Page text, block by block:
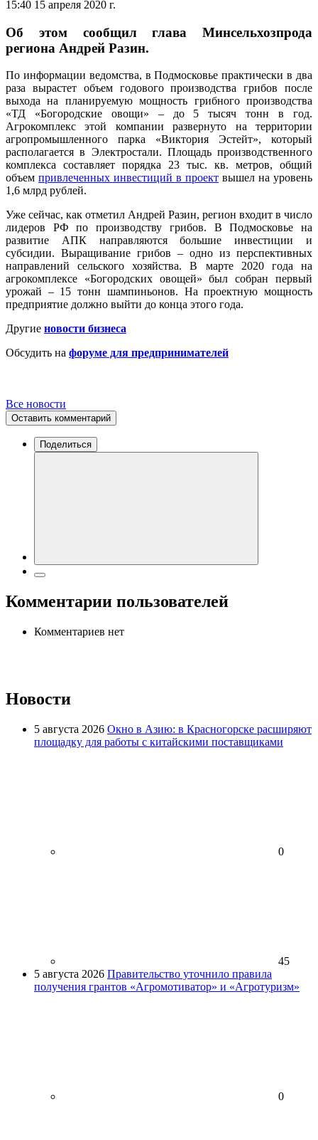
15:40 15 апреля 2020 г.
Об этом сообщил глава Минсельхозпрода
региона Андрей Разин.
По информации ведомства, в Подмосковье практически в два
раза вырастет объем годового производства грибов после
выхода на планируемую мощность грибного производства
«ТД «Богородские овощи» – до 5 тысяч тонн в год.
Агрокомплекс этой компании развернуто на территории
агропромышленного парка «Виктория Эстейт», который
располагается в Электростали. Площадь производственного
комплекса составляет порядка 23 тыс. кв. метров, общий
объем привлеченных инвестиций в проект вышел на уровень
1,6 млрд рублей.
Уже сейчас, как отметил Андрей Разин, регион входит в число
лидеров РФ по производству грибов. В Подмосковье на
развитие АПК направляются большие инвестиции и
субсидии. Выращивание грибов – одно из перспективных
направлений сельского хозяйства. В марте 2020 года на
агрокомплексе «Богородских овощей» был собран первый
урожай – 15 тонн шампиньонов. На проектную мощность
предприятие должно выйти до конца этого года.
Другие новости бизнеса
Обсудить на форуме для предпринимателей
Все новости
Оставить комментарий
Поделиться
Комментарии пользователей
Комментариев нет
Новости
5 августа 2026 Окно в Азию: в Красногорске расширяют
площадку для работы с китайскими поставщиками
0
45
5 августа 2026 Правительство уточнило правила
получения грантов «Агромотиватор» и «Агротуризм»
0